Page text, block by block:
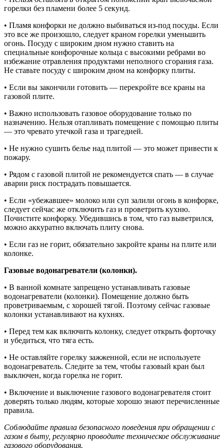
горелки без пламени более 5 секунд.
• Пламя конфорки не должно выбиваться из-под посуды. Если
это все же произошло, следует краном горелки уменьшить
огонь. Посуду с широким дном нужно ставить на
специальные конфорочные кольца с высокими ребрами во
избежание отравления продуктами неполного сгорания газа.
Не ставьте посуду с широким дном на конфорку плиты.
• Если вы закончили готовить — перекройте все краны на
газовой плите.
• Важно использовать газовое оборудование только по
назначению. Нельзя отапливать помещение с помощью плиты
— это чревато утечкой газа и трагедией.
• Не нужно сушить белье над плитой — это может привести к
пожару.
• Рядом с газовой плитой не рекомендуется спать — в случае
аварии риск пострадать повышается.
• Если «убежавшее» молоко или суп залили огонь в конфорке,
следует сейчас же отключить газ и проветрить кухню.
Почистите конфорку. Убедившись в том, что газ выветрился,
можно аккуратно включать плиту снова.
• Если газ не горит, обязательно закройте краны на плите или
колонке.
Газовые водонагреватели (колонки).
• В ванной комнате запрещено устанавливать газовые
водонагреватели (колонки). Помещение должно быть
проветриваемым, с хорошей тягой. Поэтому сейчас газовые
колонки устанавливают на кухнях.
• Перед тем как включить колонку, следует открыть форточку
и убедиться, что тяга есть.
• Не оставляйте горелку зажженной, если не используете
водонагреватель. Следите за тем, чтобы газовый кран был
выключен, когда горелка не горит.
• Включение и выключение газового водонагревателя стоит
доверять только людям, которые хорошо знают перечисленные
правила.
Соблюдайте правила безопасного поведения при обращении с
газом в быту, регулярно проводите техническое обслуживание
газового оборудования.